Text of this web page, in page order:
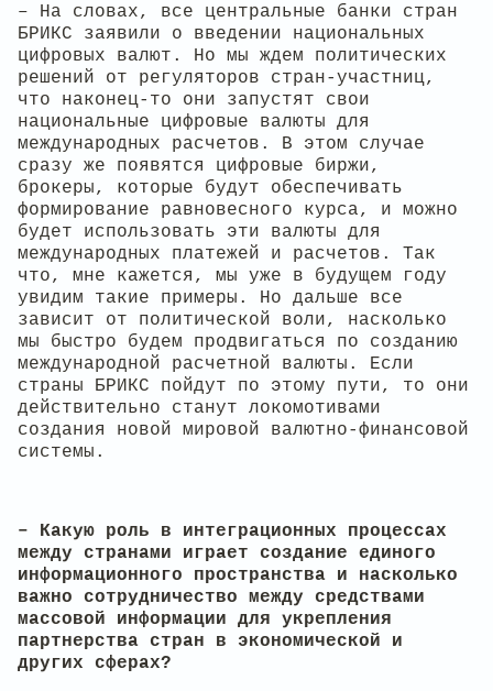
– На словах, все центральные банки стран
БРИКС заявили о введении национальных
цифровых валют. Но мы ждем политических
решений от регуляторов стран-участниц,
что наконец-то они запустят свои
национальные цифровые валюты для
международных расчетов. В этом случае
сразу же появятся цифровые биржи,
брокеры, которые будут обеспечивать
формирование равновесного курса, и можно
будет использовать эти валюты для
международных платежей и расчетов. Так
что, мне кажется, мы уже в будущем году
увидим такие примеры. Но дальше все
зависит от политической воли, насколько
мы быстро будем продвигаться по созданию
международной расчетной валюты. Если
страны БРИКС пойдут по этому пути, то они
действительно станут локомотивами
создания новой мировой валютно-финансовой
системы.
– Какую роль в интеграционных процессах
между странами играет создание единого
информационного пространства и насколько
важно сотрудничество между средствами
массовой информации для укрепления
партнерства стран в экономической и
других сферах?